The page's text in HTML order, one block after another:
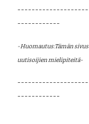
------------
-Huomautus:Tämän
uutisoijien mielipiteitä-
------------